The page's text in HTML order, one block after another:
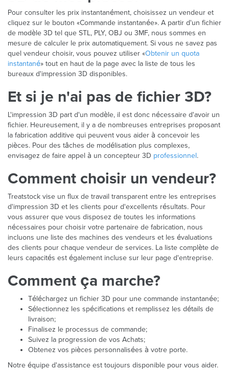
Pour consulter les prix instantanément, choisissez un vendeur et
cliquez sur le bouton «Commande instantanée». A partir d'un fichier
de modèle 3D tel que STL, PLY, OBJ ou 3MF, nous sommes en
mesure de calculer le prix automatiquement. Si vous ne savez pas
quel vendeur choisir, vous pouvez utiliser «Obtenir un quota
instantané» tout en haut de la page avec la liste de tous les
bureaux d'impression 3D disponibles.
Et si je n'ai pas de fichier 3D?
L'impression 3D part d'un modèle, il est donc nécessaire d'avoir un
fichier. Heureusement, il y a de nombreuses entreprises proposant
la fabrication additive qui peuvent vous aider à concevoir les
pièces. Pour des tâches de modélisation plus complexes,
envisagez de faire appel à un concepteur 3D professionnel.
Comment choisir un vendeur?
Treatstock vise un flux de travail transparent entre les entreprises
d'impression 3D et les clients pour d'excellents résultats. Pour
vous assurer que vous disposez de toutes les informations
nécessaires pour choisir votre partenaire de fabrication, nous
incluons une liste des machines des vendeurs et les évaluations
des clients pour chaque vendeur de services. La liste complète de
leurs capacités est également incluse sur leur page d'entreprise.
Comment ça marche?
Téléchargez un fichier 3D pour une commande instantanée;
Sélectionnez les spécifications et remplissez les détails de
livraison;
Finalisez le processus de commande;
Suivez la progression de vos Achats;
Obtenez vos pièces personnalisées à votre porte.
Notre équipe d'assistance est toujours disponible pour vous aider.